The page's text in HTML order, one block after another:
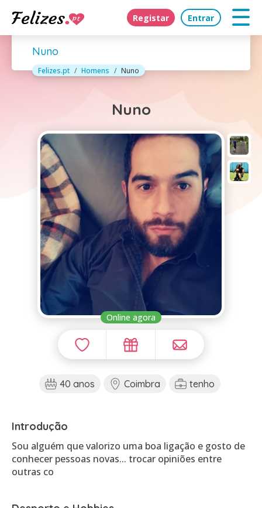
Registar Entrar
Nuno
Felizes.pt Homens Nuno
Nuno
Online agora
40 anos Coimbra tenho
Introdução
Sou alguém que valorizo uma boa ligação e gosto de
conhecer pessoas novas... trocar opiniões entre
outras co